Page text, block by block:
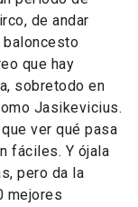
de andar
baloncesto
que hay
sobretodo en
Jasikevicius.
ver qué pasa
fáciles. Y ójala
pero da la
mejores